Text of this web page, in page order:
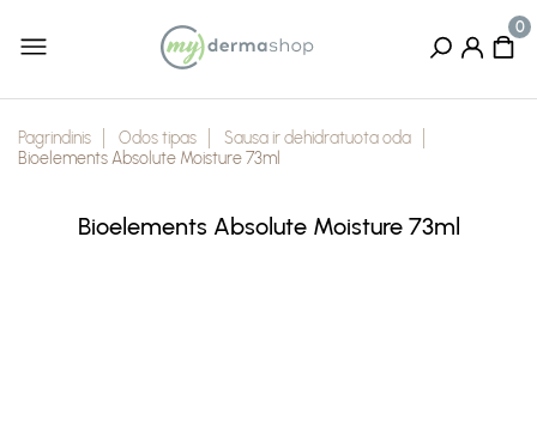
Pagrindinis Odos tipas
Sausa ir dehidratuota oda
Bioelements Absolute Moisture 73ml
Bioelements Absolute Moisture 73ml